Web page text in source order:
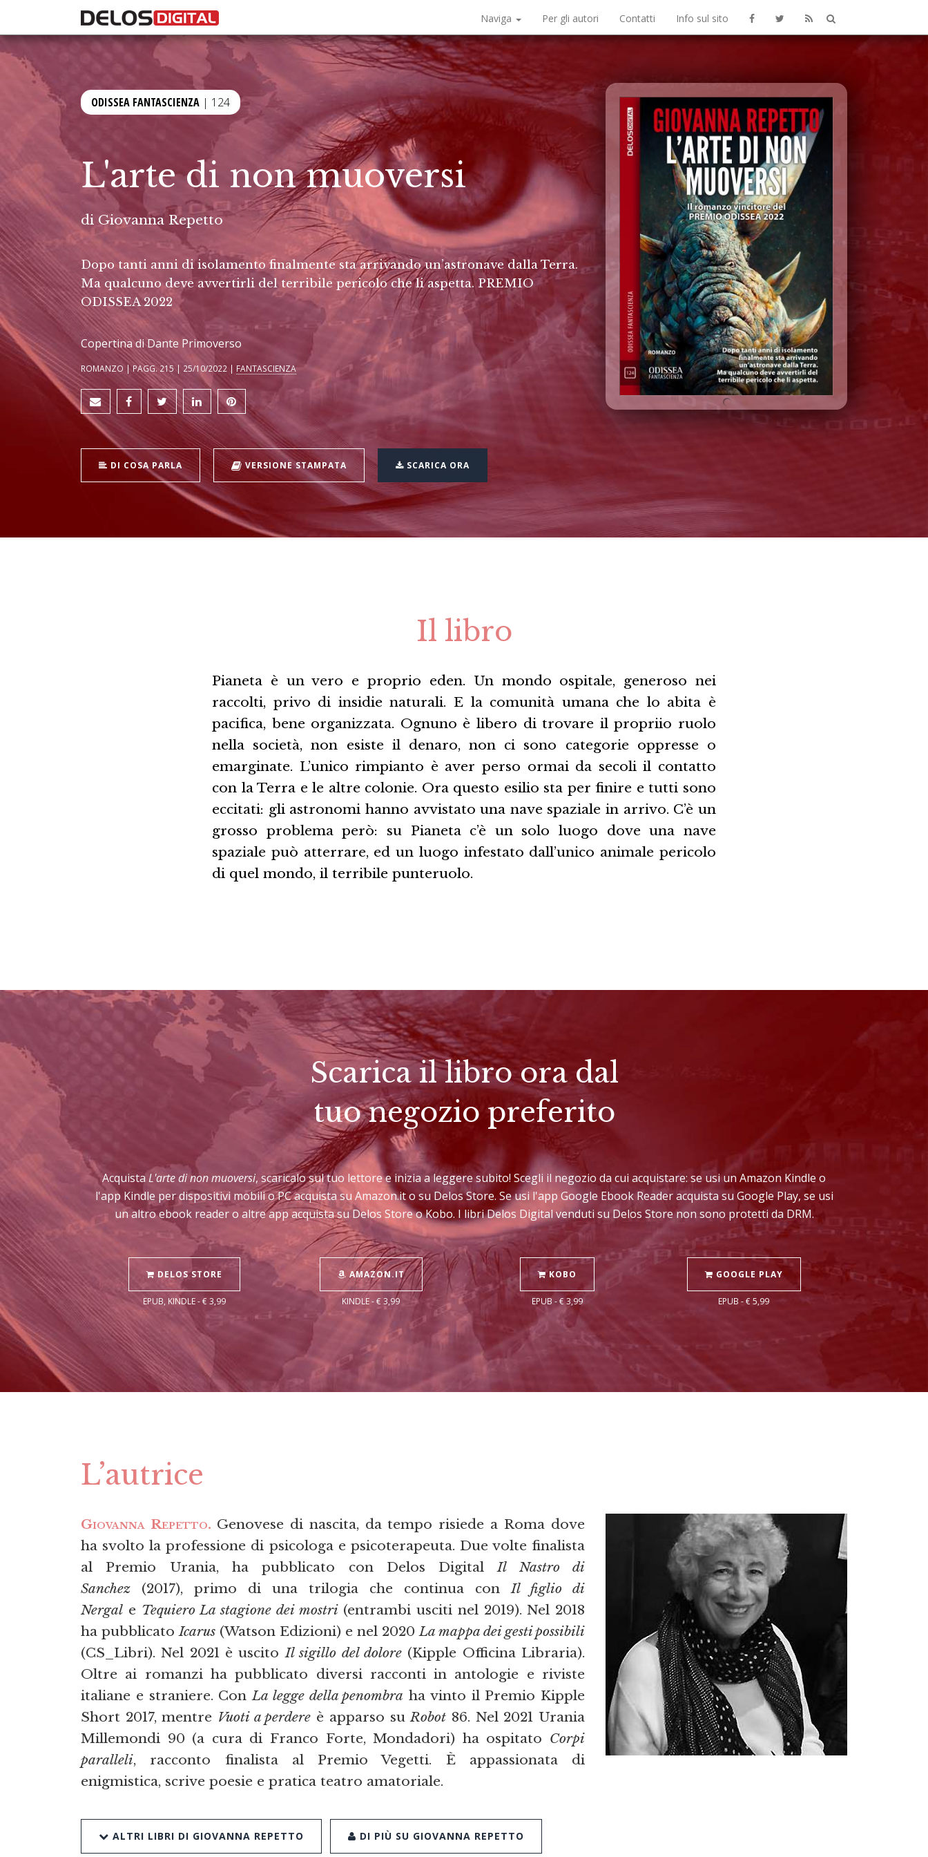
Naviga Per gli autori Contatti Info sul sito
ODISSEA FANTASCIENZA | 124
L'arte di non muoversi
di Giovanna Repetto
Dopo tanti anni di isolamento finalmente sta arrivando un’astronave dalla Terra.
Ma qualcuno deve avvertirli del terribile pericolo che li aspetta. PREMIO
ODISSEA 2022
Copertina di Dante Primoverso
ROMANZO | PAGG. 215 | 25/10/2022 | FANTASCIENZA
DI COSA PARLA VERSIONE STAMPATA SCARICA ORA
Il libro
Pianeta è un vero e proprio eden. Un mondo ospitale, generoso nei
raccolti, privo di insidie naturali. E la comunità umana che lo abita è
pacifica, bene organizzata. Ognuno è libero di trovare il propriio ruolo
nella società, non esiste il denaro, non ci sono categorie oppresse o
emarginate. L’unico rimpianto è aver perso ormai da secoli il contatto
con la Terra e le altre colonie. Ora questo esilio sta per finire e tutti sono
eccitati: gli astronomi hanno avvistato una nave spaziale in arrivo. C’è un
grosso problema però: su Pianeta c’è un solo luogo dove una nave
spaziale può atterrare, ed un luogo infestato dall’unico animale pericolo
di quel mondo, il terribile punteruolo.
Scarica il libro ora dal
tuo negozio preferito
AcquistaL'arte di non muoversi, scaricalo sul tuo lettore e inizia a leggere subito! Scegli il negozio da cui acquistare: se usi un Amazon Kindle o
l'app Kindle per dispositivi mobili o PC acquista su Amazon.it o su Delos Store. Se usi l'app Google Ebook Reader acquista su Google Play, se usi
un altro ebook reader o altre app acquista su Delos Store o Kobo. I libri Delos Digital venduti su Delos Store non sono protetti da DRM.
DELOS STORE
EPUB, KINDLE - € 3,99
AMAZON.IT
KINDLE - € 3,99
KOBO
EPUB - € 3,99
GOOGLE PLAY
EPUB - € 5,99
L’autrice
Giovanna Repetto. Genovese di nascita, da tempo risiede a Roma dove
ha svolto la professione di psicologa e psicoterapeuta. Due volte finalista
al Premio Urania, ha pubblicato con Delos DigitalIl Nastro di
Sanchez (2017), primo di una trilogia che continua conIl figlio di
Nergal e Tequiero La stagione dei mostri(entrambi usciti nel 2019). Nel 2018
ha pubblicatoIcarus (Watson Edizioni) e nel 2020La mappa dei gesti possibili
(CS_Libri). Nel 2021 è uscitoIl sigillo del dolore(Kipple Officina Libraria).
Oltre ai romanzi ha pubblicato diversi racconti in antologie e riviste
italiane e straniere. ConLa legge della penombra ha vinto il Premio Kipple
Short 2017, mentre Vuoti a perdere è apparso suRobot 86. Nel 2021 Urania
Millemondi 90 (a cura di Franco Forte, Mondadori) ha ospitato Corpi
paralleli, racconto finalista al Premio Vegetti. È appassionata di
enigmistica, scrive poesie e pratica teatro amatoriale.
ALTRI LIBRI DI GIOVANNA REPETTO DI PIÙ SU GIOVANNA REPETTO